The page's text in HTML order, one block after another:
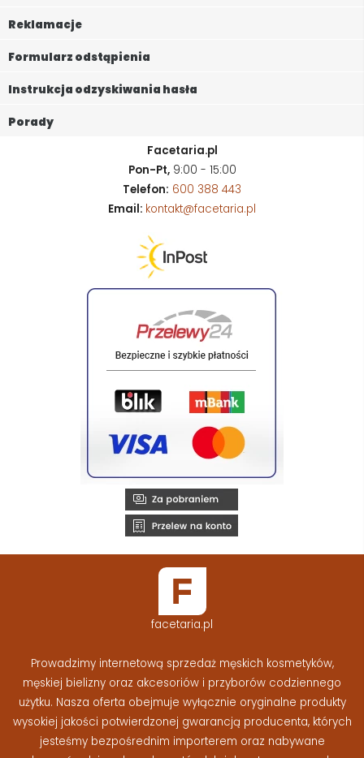
Reklamacje
Formularz odstąpienia
Instrukcja odzyskiwania hasła
Porady
Facetaria.pl
Pon-Pt,9:00 - 15:00
Telefon: 600 388 443
Email: kontakt@facetaria.pl
facetaria.pl
Prowadzimy internetową sprzedaż męskich kosmetyków,
męskiej bielizny oraz akcesoriów i przyborów codziennego
użytku. Nasza oferta obejmuje wyłącznie oryginalne produkty
wysokiej jakości potwierdzonej gwarancją producenta, których
jesteśmy bezpośrednim importerem oraz nabywane